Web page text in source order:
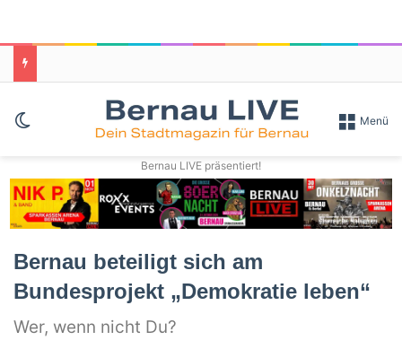
Skin umschalten Menü
Bernau LIVE präsentiert!
Bernau beteiligt sich am
Bundesprojekt „Demokratie leben“
Wer, wenn nicht Du?